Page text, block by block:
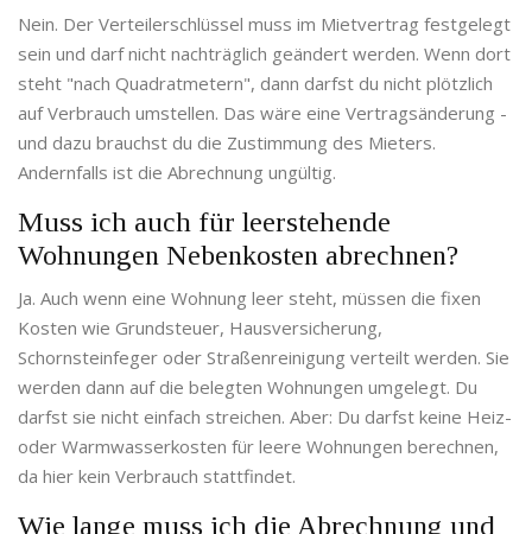
Nein. Der Verteilerschlüssel muss im Mietvertrag festgelegt
sein und darf nicht nachträglich geändert werden. Wenn dort
steht "nach Quadratmetern", dann darfst du nicht plötzlich
auf Verbrauch umstellen. Das wäre eine Vertragsänderung -
und dazu brauchst du die Zustimmung des Mieters.
Andernfalls ist die Abrechnung ungültig.
Muss ich auch für leerstehende
Wohnungen Nebenkosten abrechnen?
Ja. Auch wenn eine Wohnung leer steht, müssen die fixen
Kosten wie Grundsteuer, Hausversicherung,
Schornsteinfeger oder Straßenreinigung verteilt werden. Sie
werden dann auf die belegten Wohnungen umgelegt. Du
darfst sie nicht einfach streichen. Aber: Du darfst keine Heiz-
oder Warmwasserkosten für leere Wohnungen berechnen,
da hier kein Verbrauch stattfindet.
Wie lange muss ich die Abrechnung und